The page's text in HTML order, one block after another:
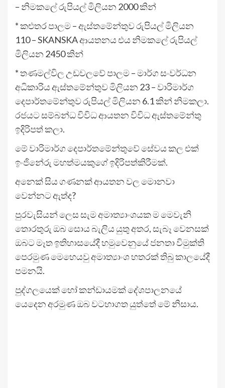
– නිමකලේ රුපියල් මිලියන 2000 කින්
* කළුතර පාලම – ඇස්තමේන්තුව රුපියල් මිලියන
110 – SKANSKA ආයතනය එය නිමකලේ රුපියල්
මිලියන 2450 කින්
* තණමල්විල උඩවලවේ පාලම – මාර්ග සංවර්ධන
අධිකාරිය ඇස්තමේන්තුව මිලියන 23 – වාරිමාර්ග
දෙපාර්තමේන්තුව රුපියල් මිලියන 6.1 කින් නිමකලා.
රජයට සම්බන්ධ විවිධ ආයතන විවිධ ඇස්තමේන්තු
ඉදිරිපත් කලා.
මේ වාරිමාර්ග දෙපාර්තමේන්තුවේ සේවය කල එක්‌
ඉංජිනේරු මහත්මයකුගේ ඉදිරිපත්කිරීමක්.
අනෙක් සිය ගණනක් ආයතන වල මොනවා
වෙන්නට ඇත්ද?
පුරවැසියන් ලෙස සැම අමාත්‍යාංශයක ම මෙවැනි
තොරතුරු ඔබ සොය බැලිය යුතු අතර, සැබෑ වෙනසක්
ඔබට මෑත ඉතිහාසයේදී හමුවෙනුයේ ජනතා විමුක්ති
පෙරමුණ මෙහෙයවු අමාත්‍යාංශ හතරක් තිබු කාලයේදී
පමනයි.
පුද්ගලයෙක් හෝ කන්ඩායමක් දේශපාලනයේ
යෙදෙන අරමුණ ඔබ වටහාගත යුත්තේ මේ නිසාය.